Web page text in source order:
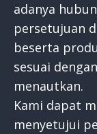
adanya
persetujuan
beserta
sesuai
menautkan.
Kami dapat
menyetujui